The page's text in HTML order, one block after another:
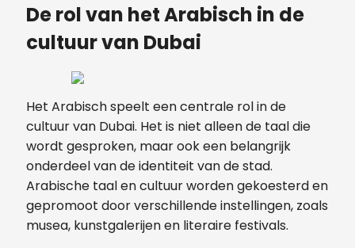
De rol van het Arabisch in de
cultuur van Dubai
Het Arabisch speelt een centrale rol in de
cultuur van Dubai. Het is niet alleen de taal die
wordt gesproken, maar ook een belangrijk
onderdeel van de identiteit van de stad.
Arabische taal en cultuur worden gekoesterd en
gepromoot door verschillende instellingen, zoals
musea, kunstgalerijen en literaire festivals.